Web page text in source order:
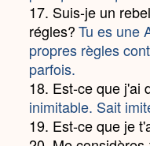
17. Suis-je un
régles? Tu es une
propres règles
parfois.
18. Est-ce que j'ai
inimitable. Sait
19. Est-ce que je